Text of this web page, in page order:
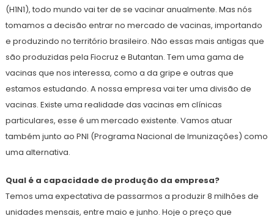
(H1N1), todo mundo vai ter de se vacinar anualmente. Mas nós
tomamos a decisão entrar no mercado de vacinas, importando
e produzindo no território brasileiro. Não essas mais antigas que
são produzidas pela Fiocruz e Butantan. Tem uma gama de
vacinas que nos interessa, como a da gripe e outras que
estamos estudando. A nossa empresa vai ter uma divisão de
vacinas. Existe uma realidade das vacinas em clínicas
particulares, esse é um mercado existente. Vamos atuar
também junto ao PNI (Programa Nacional de Imunizações) como
uma alternativa.
Qual é a capacidade de produção da empresa?
Temos uma expectativa de passarmos a produzir 8 milhões de
unidades mensais, entre maio e junho. Hoje o preço que